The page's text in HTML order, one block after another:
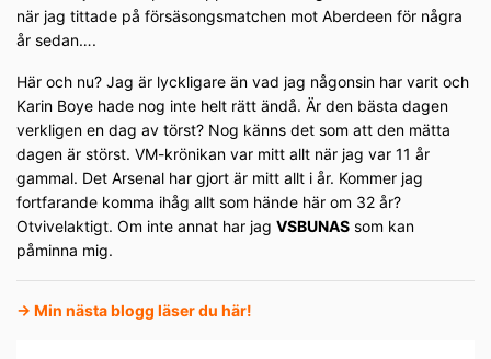
när jag tittade på försäsongsmatchen mot Aberdeen för några
år sedan….
Här och nu? Jag är lyckligare än vad jag någonsin har varit och
Karin Boye hade nog inte helt rätt ändå. Är den bästa dagen
verkligen en dag av törst? Nog känns det som att den mätta
dagen är störst. VM-krönikan var mitt allt när jag var 11 år
gammal. Det Arsenal har gjort är mitt allt i år. Kommer jag
fortfarande komma ihåg allt som hände här om 32 år?
Otvivelaktigt. Om inte annat har jag VSBUNAS som kan
påminna mig.
→ Min nästa blogg läser du här!